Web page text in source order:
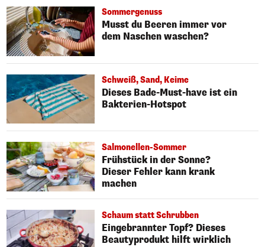
Sommergenuss
Musst du Beeren immer vor
dem Naschen waschen?
Schweiß, Sand, Keime
Dieses Bade-Must-have ist ein
Bakterien-Hotspot
Salmonellen-Sommer
Frühstück in der Sonne?
Dieser Fehler kann krank
machen
Schaum statt Schrubben
Eingebrannter Topf? Dieses
Beautyprodukt hilft wirklich